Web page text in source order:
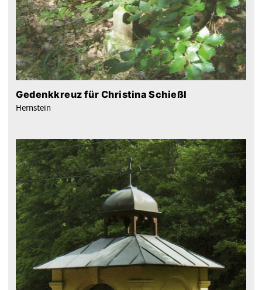
Gedenkkreuz für Christina Schießl
Hernstein